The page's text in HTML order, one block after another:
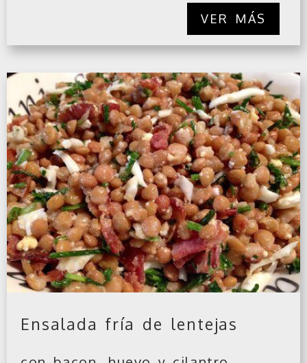
VER MÁS
Ensalada fría de lentejas
con bacon, huevo y cilantro